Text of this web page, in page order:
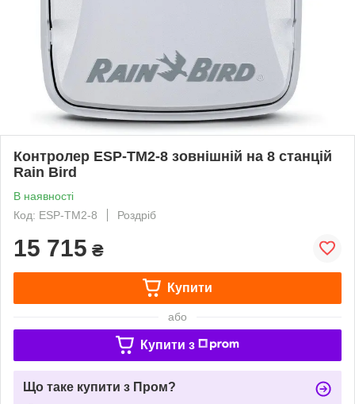
Контролер ESP-TM2-8 зовнішній на 8 станцій
Rain Bird
В наявності
Код: ESP-TM2-8
Роздріб
15 715 ₴
Купити
або
Купити з
Що таке купити з Пром?